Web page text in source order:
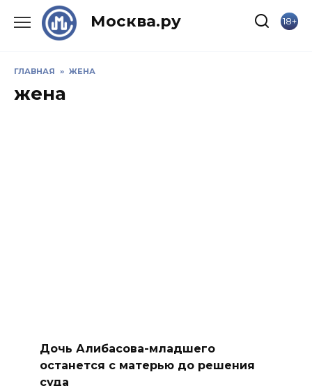
Москва.ру 18+
ГЛАВНАЯ » ЖЕНА
жена
Дочь Алибасова-младшего
останется с матерью до решения
суда